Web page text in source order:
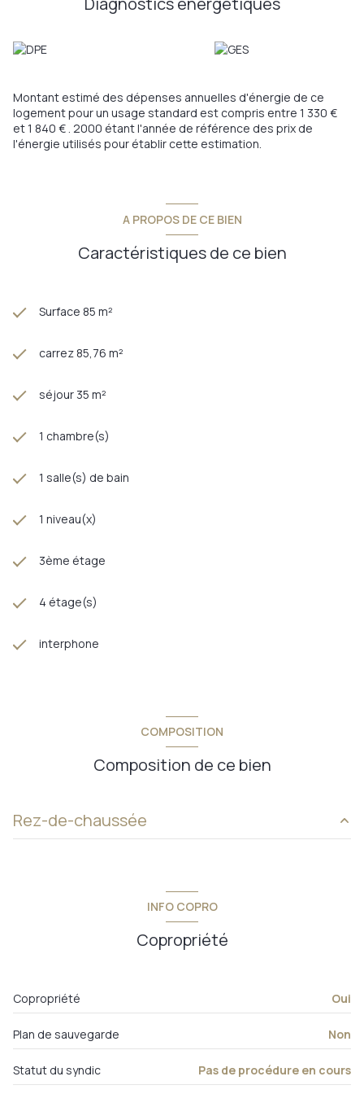
atouts qui en font une belle opportunité d'investissement
Ne manquez pas l'occasion de vivre dans un quartier prisé,
alliant culture, commerces et restaurants de qualité. Ce bien
prestigieuse et authentique.
Contactez-nous dès aujourd'hui pour organiser une visite et
laissez-vous séduire par le potentiel de cet appartement
d'exception !
Annonce proposée par un agent commercial
Montant estimé des dépenses annuelles d'énergie de ce
logement pour un usage standard est compris entre 1 330 €
et 1 840 € . 2000 étant l'année de référence des prix de
l'énergie utilisés pour établir cette estimation.
A PROPOS DE CE BIEN
Caractéristiques de ce bien
Surface 85 m²
carrez 85,76 m²
séjour 35 m²
1 chambre(s)
1 salle(s) de bain
1 niveau(x)
3ème étage
4 étage(s)
interphone
COMPOSITION
Composition de ce bien
Rez-de-chaussée
entrée
dégagement
4.92 m²
INFO COPRO
Copropriété
Copropriété Oui
Plan de sauvegarde Non
Statut du syndic Pas de procédure en cours